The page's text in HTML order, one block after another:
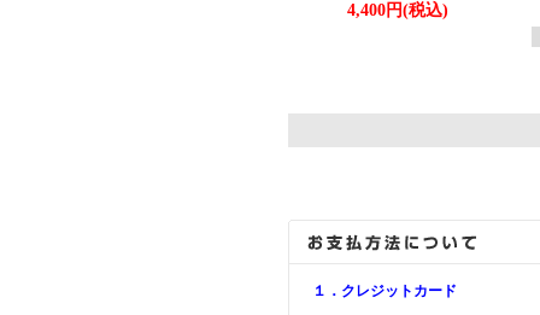
4,400円(税込)
１．クレジットカード